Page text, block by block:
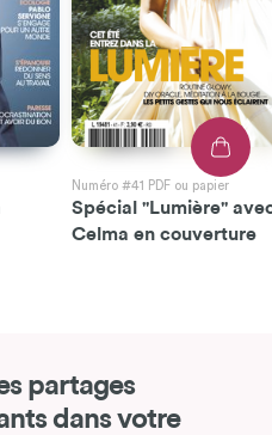
Numéro #41 PDF ou papier
Spécial "Lumière"
Celma en couverture
partages
dans votre